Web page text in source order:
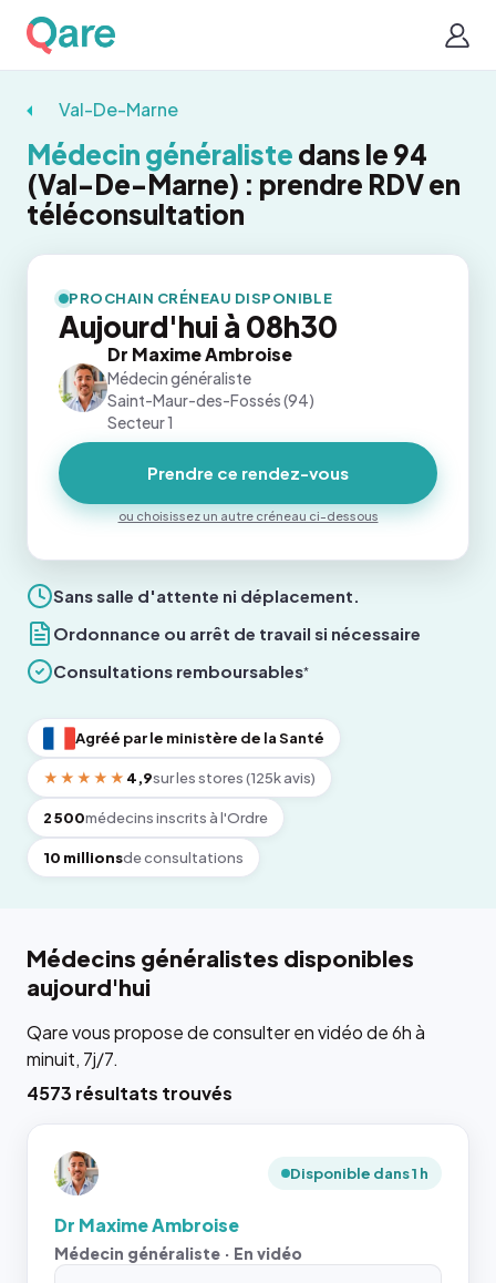
Val-De-Marne
Médecin généraliste dans le 94
(Val-De-Marne) : prendre RDV en
téléconsultation
Sans salle d'attente ni déplacement.
Ordonnance ou arrêt de travail si nécessaire
Consultations remboursables*
Agréé par le ministère de la Santé
★★★★★ 4,9sur les stores (125k avis)
2 500médecins inscrits à l'Ordre
10 millionsde consultations
PROCHAIN CRÉNEAU DISPONIBLE
Aujourd'hui à 08h30
Dr Maxime Ambroise
Médecin généraliste
Saint-Maur-des-Fossés (94)
Secteur 1
Prendre ce rendez-vous
ou choisissez un autre créneau ci-dessous
Médecins généralistes disponibles
aujourd'hui
Qare vous propose de consulter en vidéo de 6h à
minuit, 7j/7.
4573 résultats trouvés
Disponible dans 1 h
Dr Maxime Ambroise
Médecin généraliste · En vidéo